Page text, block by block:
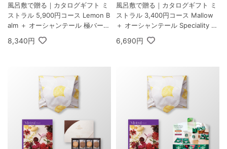
風呂敷で贈る｜カタログギフト ミ
ストラル 5,900円コース Lemon B
alm ＋ オーシャンテール 極バーム
8,340円
風呂敷で贈る｜カタログギフト ミ
ストラル 3,400円コース Mallow
＋ オーシャンテール Speciality C
offee＆バームセット A
6,690円